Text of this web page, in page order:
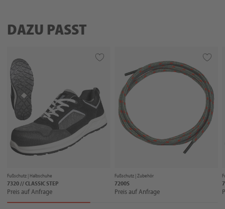
DAZU PASST
Fußschutz | Halbschuhe
7320 // CLASSIC STEP
Preis auf Anfrage
Fußschutz |Zubehör
7200S
Preis auf Anfrage